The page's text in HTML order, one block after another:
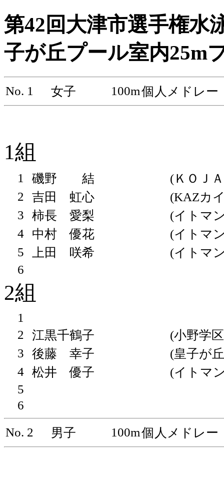
第42回大津市選手権
子が丘プール室内25m
No. 1 女子 100m個人メドレー
1組
1 磯野 結
(ＫＯＪ
2
吉田 虹心
(KAZカ
3
柿長 愛梨
(イトマ
4
中村 優花
(イトマ
5
上田 咲希
(イトマ
6
2組
1
2
江黒千鶴子
(小野学
3
後藤 幸子
(皇子が
4 松井 優子
(イトマ
5
6
No. 2
男子 100m個人メドレー